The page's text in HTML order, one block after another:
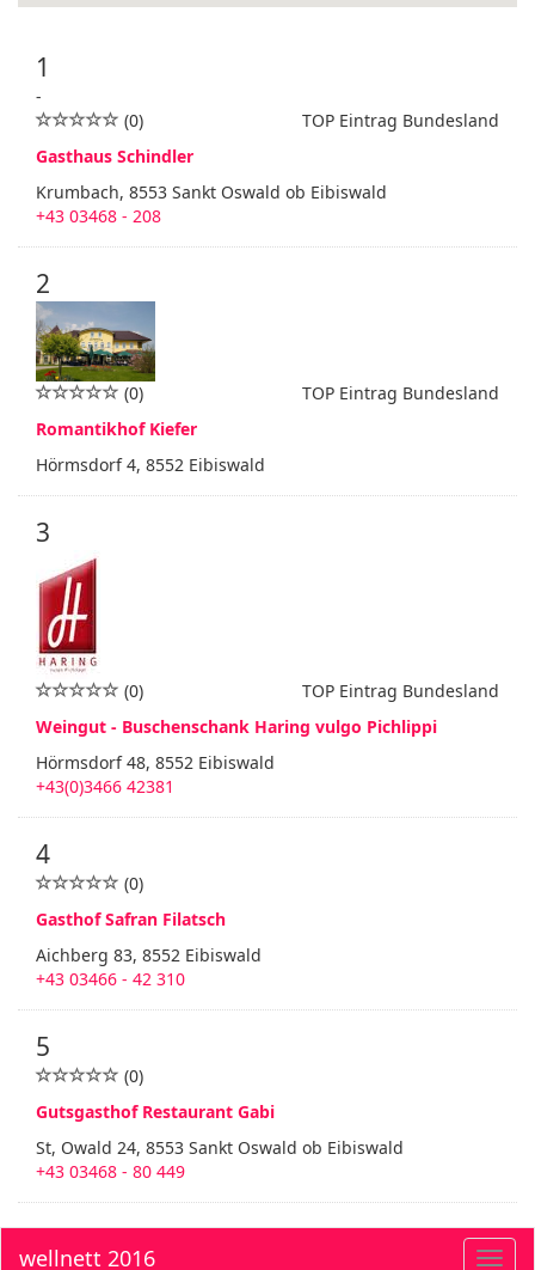
1
-
TOP Eintrag Bundesland
(0)
Gasthaus Schindler
Krumbach, 8553 Sankt Oswald ob Eibiswald
+43 03468 - 208
2
TOP Eintrag Bundesland
(0)
Romantikhof Kiefer
Hörmsdorf 4, 8552 Eibiswald
3
TOP Eintrag Bundesland
(0)
Weingut - Buschenschank Haring vulgo Pichlippi
Hörmsdorf 48, 8552 Eibiswald
+43(0)3466 42381
4
(0)
Gasthof Safran Filatsch
Aichberg 83, 8552 Eibiswald
+43 03466 - 42 310
5
(0)
Gutsgasthof Restaurant Gabi
St, Owald 24, 8553 Sankt Oswald ob Eibiswald
+43 03468 - 80 449
wellnett 2016